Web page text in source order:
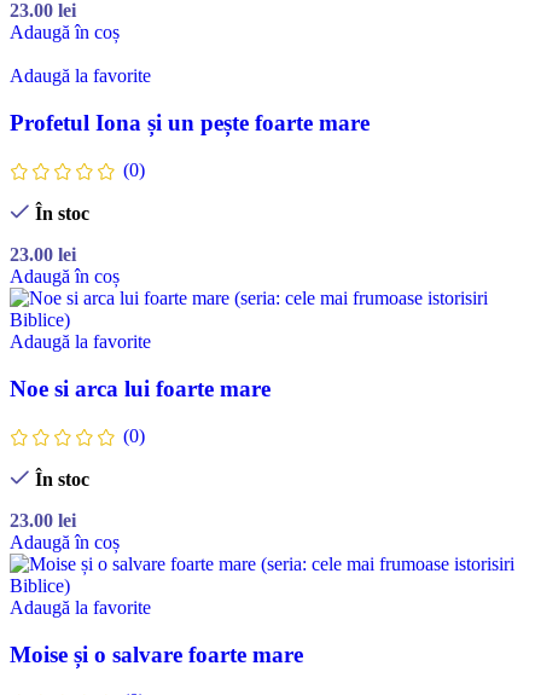
23.00 lei
Adaugă în coș
Adaugă la favorite
Profetul Iona și un pește foarte mare
(0)
În stoc
23.00 lei
Adaugă în coș
Adaugă la favorite
Noe si arca lui foarte mare
(0)
În stoc
23.00 lei
Adaugă în coș
Adaugă la favorite
Moise și o salvare foarte mare